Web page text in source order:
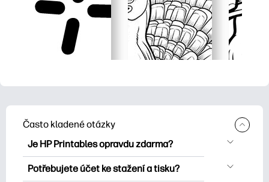
Často kladené otázky
Je HP Printables opravdu zdarma?
HP Printables nabízí více než 2500
bezplatných tisknutelných položek ke
Potřebujete účet ke stažení a tisku?